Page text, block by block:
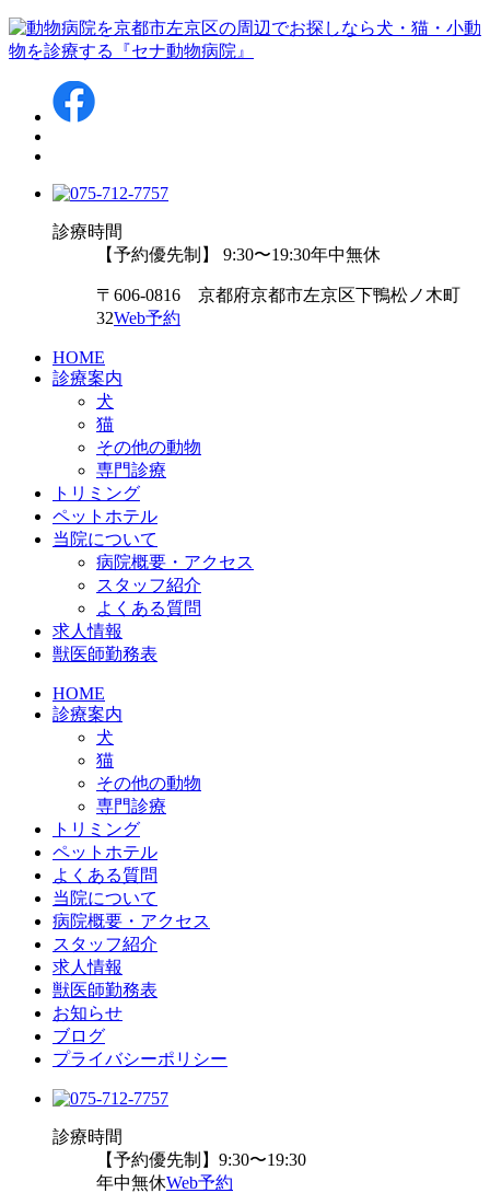
診療時間
【予約優先制】 9:30〜19:30年中無休
〒606-0816 京都府京都市左京区下鴨松ノ木町
32Web予約
HOME
診療案内
犬
猫
その他の動物
専門診療
トリミング
ペットホテル
当院について
病院概要・アクセス
スタッフ紹介
よくある質問
求人情報
獣医師勤務表
HOME
診療案内
犬
猫
その他の動物
専門診療
トリミング
ペットホテル
よくある質問
当院について
病院概要・アクセス
スタッフ紹介
求人情報
獣医師勤務表
お知らせ
ブログ
プライバシーポリシー
診療時間
【予約優先制】9:30〜19:30
年中無休Web予約